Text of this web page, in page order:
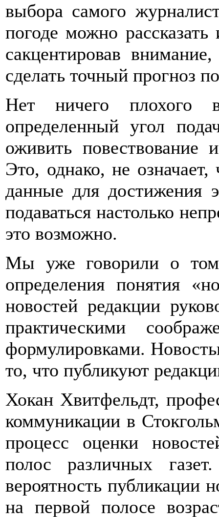
выбора самого
погоде можно
сакцентировав
сделать точный прогноз
Нет ничего плохого
определенный угол
оживить повествование
Это, однако, не
данные для достижения
подаваться настолько
это возможно.
Мы уже говорили о
определения понятия
новостей редакции
практическими
формулировками.
то, что публикуют
Хокан Хвитфельдт,
коммуникации в
процесс оценки
полос различных
вероятность публикации
на первой полосе